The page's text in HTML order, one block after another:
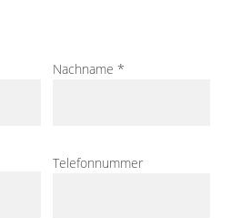
Nachname *
Telefonnummer